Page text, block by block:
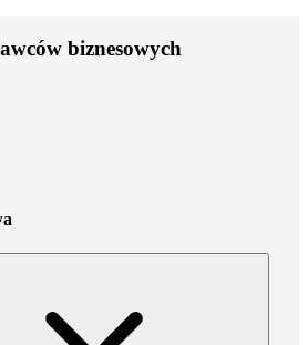
biznesowych